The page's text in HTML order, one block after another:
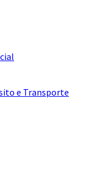
e Transporte